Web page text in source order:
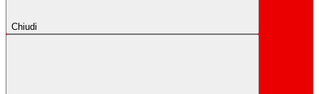
Chiudi